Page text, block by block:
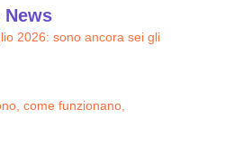
News
2026: sono ancora sei gli
come funzionano,